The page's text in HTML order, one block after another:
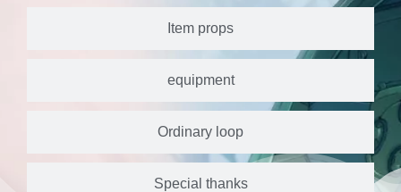
Item props
equipment
Ordinary loop
Special thanks